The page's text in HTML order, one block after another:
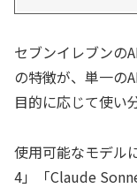
セブンイレブンの
の特徴が、単一の
目的に応じて使い
使用可能なモデル
4」「Claude